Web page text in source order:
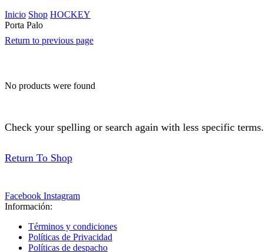
Inicio Shop HOCKEY
Porta Palo
Return to previous page
No products were found
Check your spelling or search again with less specific terms.
Return To Shop
Facebook Instagram
Información:
Términos y condiciones
Políticas de Privacidad
Políticas de despacho